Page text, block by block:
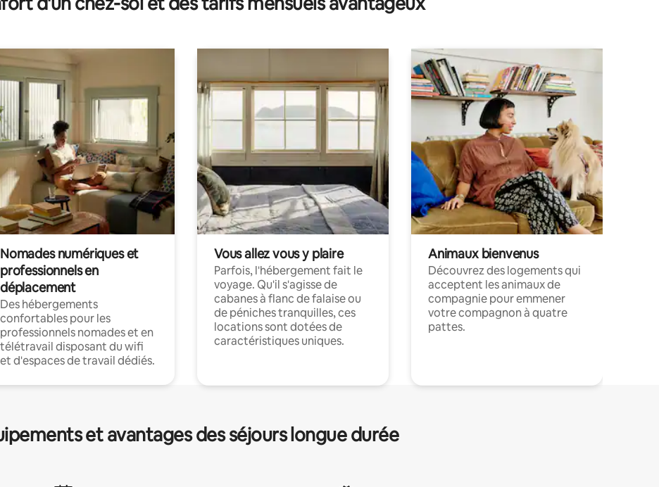
Nomades numériques et
professionnels en
déplacement
Des hébergements
confortables pour les
professionnels nomades et en
télétravail disposant du wifi
et d'espaces de travail dédiés.
Vous allez vous y plaire
Parfois, l'hébergement fait le
voyage. Qu'il s'agisse de
cabanes à flanc de falaise ou
de péniches tranquilles, ces
locations sont dotées de
caractéristiques uniques.
Animaux bienvenus
Découvrez des logements qui
acceptent les animaux de
compagnie pour emmener
votre compagnon à quatre
pattes.
et avantages des séjours longue durée